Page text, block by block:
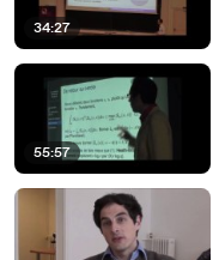
34:27
55:57